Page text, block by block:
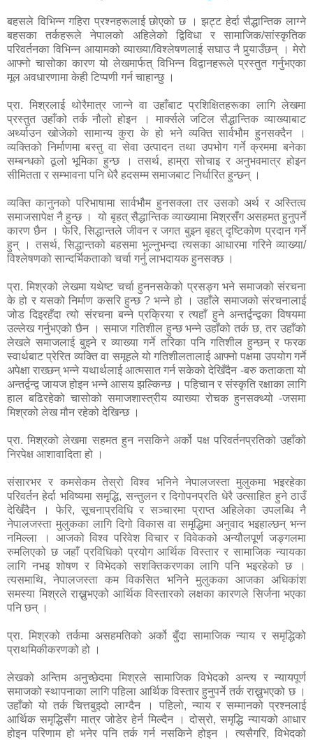
बहसले विभिन्न गहिरा प्रश्नहरूलाई छोएको छ । झट्ट हेर्दा सैद्धान्तिक लाग्ने
बहसका तर्कहरूले नेपालको अहिलेको द्विविधा र सामाजिक/सांस्कृतिक
परिवर्तनका विभिन्न आयामको व्याख्या/विश्लेषणलाई सघाउ नै पुर्‍याउँछन् । मेरो
आफ्नो चासोका कारण यो लेखमार्फत् विभिन्न विद्वानहरूले प्रस्तुत गर्नुभएका
मूल अवधारणामा केही टिप्पणी गर्न चाहान्छु ।
प्रा. मिश्रलाई थोरैमात्र जान्ने वा उहाँबाट प्रशिक्षितहरूका लागि लेखमा
प्रस्तुत उहाँको तर्क नौलो होइन । मार्क्सले जटिल सैद्धान्तिक व्याख्याबाट
अर्थ्याउन खोजेको सामान्य कुरा के हो भने व्यक्ति सार्वभौम हुनसक्दैन ।
व्यक्तिको निर्माणमा बस्तु वा सेवा उत्पादन तथा उपभोग गर्ने क्रममा बनेका
सम्बन्धको ठूलो भूमिका हुन्छ । तसर्थ, हाम्रा सोचाइ र अनुभवमात्र होइन
सीमितता र सम्भावना पनि धेरै हदसम्म समाजबाट निर्धारित हुन्छन् ।
व्यक्ति कानुनको परिभाषामा सार्वभौम हुनसक्ला तर उसको अर्थ र अस्तित्व
समाजसापेक्ष नै हुन्छ । यो बृहत् सैद्धान्तिक व्याख्यामा मिश्रसँग असहमत हुनुपर्ने
कारण छैन । फेरि, सिद्धान्तले जीवन र जगत बुझ्न बृहत् दृष्टिकोण प्रदान गर्ने
हुन् । तसर्थ, सिद्धान्तको बहसमा भुल्नुभन्दा त्यसका आधारमा गरिने व्याख्या/
विश्लेषणको सान्दर्भिकताको चर्चा गर्नु लाभदायक हुनसक्छ ।
प्रा. मिश्रको लेखमा यथेष्ट चर्चा हुननसकेको प्रसङ्ग भने समाजको संरचना
के हो र यसको निर्माण कसरि हुन्छ ? भन्ने हो । उहाँले समाजको संरचनालाई
जोड दिइरहँदा त्यो संरचना बन्ने प्रक्रिया र त्यहाँ हुने अन्तर्द्वन्द्वका विषयमा
उल्लेख गर्नुभएको छैन । समाज गतिशील हुन्छ भन्ने उहाँको तर्क छ, तर उहाँको
लेखले समाजलाई बुझ्ने र व्याख्या गर्ने तरिका पनि गतिशील हुन्छन् र फरक
स्वार्थबाट प्रेरित व्यक्ति वा समूहले यो गतिशीलतालाई आफ्नो पक्षमा उपयोग गर्ने
अपेक्षा राख्छन् भन्ने यथार्थलाई आत्मसात गर्न सकेको देखिँदैन -बरु कताकता यो
अन्तर्द्वन्द्व जायज होइन भन्ने आसय झल्किन्छ । पहिचान र संस्कृति रक्षाका लागि
हाल बढिरहेको चासोको समाजशास्त्रीय व्याख्या रोचक हुनसक्थ्यो -जसमा
मिश्रको लेख मौन रहेको देखिन्छ ।
प्रा. मिश्रको लेखमा सहमत हुन नसकिने अर्को पक्ष परिवर्तनप्रतिको उहाँको
निरपेक्ष आशावादिता हो ।
संसारभर र कमसेकम तेस्रो विश्व भनिने नेपालजस्ता मुलुकमा भइरहेका
परिवर्तन हेर्दा भविष्यमा समृद्धि, सन्तुलन र दिगोपनप्रति धेरै उत्साहित हुने ठाउँ
देखिँदैन । फेरि, सूचनाप्रविधि र सञ्चारमा प्राप्त अहिलेका उपलब्धि नै
नेपालजस्ता मुलुकका लागि दिगो विकास वा समृद्धिमा अनुवाद भइहाल्छन् भन्न
नमिल्ला । आजको विश्व परिवेश विचार र विवेकको अन्यौलपूर्ण जङ्गलमा
रुमलिएको छ जहाँ प्रविधिको प्रयोग आर्थिक विस्तार र सामाजिक न्यायका
लागि नभइ शोषण र विभेदको सशक्तिकरणका लागि पनि भइरहेको छ ।
त्यसमाथि, नेपालजस्ता कम विकसित भनिने मुलुकका आजका अधिकांश
समस्या मिश्रले राख्नुभएको आर्थिक विस्तारको लक्षका कारणले सिर्जना भएका
पनि छन् ।
प्रा. मिश्रको तर्कमा असहमतिको अर्को बुँदा सामाजिक न्याय र समृद्धिको
प्राथमिकीकरणको हो ।
लेखको अन्तिम अनुच्छेदमा मिश्रले सामाजिक विभेदको अन्त्य र न्यायपूर्ण
समाजको स्थापनाका लागि पहिला आर्थिक विस्तार हुनुपर्ने तर्क राख्नुभएको छ ।
उहाँको यो तर्क चित्तबुझ्दो लाग्दैन । पहिलो, न्याय र सम्मानको प्रश्नलाई
आर्थिक समृद्धिसँग मात्र जोडेर हेर्न मिल्दैन । दोस्रो, समृद्धि न्यायको आधार
होइन परिणाम हो भनेर पनि तर्क गर्न नसकिने होइन । त्यसैगरि, विभेदको